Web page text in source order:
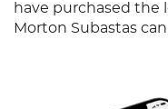
have purchased the
Morton Subastas